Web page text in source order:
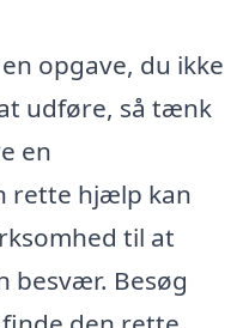
opgave, du ikke
udføre, så tænk
en
rette hjælp kan
til at
besvær. Besøg